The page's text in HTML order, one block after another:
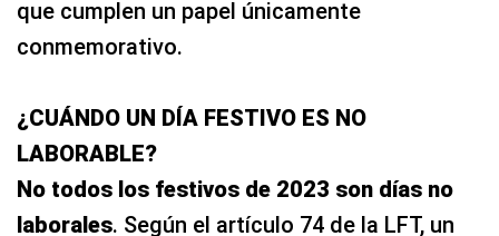
que cumplen un papel únicamente
conmemorativo.
¿CUÁNDO UN DÍA FESTIVO ES NO
LABORABLE?
No todos los festivos de 2023 son días no
laborales. Según el artículo 74 de la LFT, un